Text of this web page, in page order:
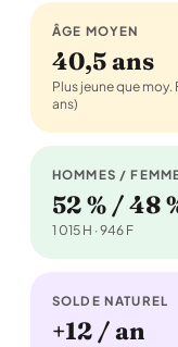
ÂGE MOYEN
40,5 ans
Plus jeune que moy.
ans)
HOMMES /
52 % / 48
1 015 H · 946 F
SOLDE NATUREL
+12 / an